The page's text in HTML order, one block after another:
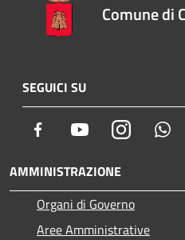
Comune di
SEGUICI SU
Facebook YoutubeInstagram
AMMINISTRAZIONE
Organi di Governo
Aree Amministrative